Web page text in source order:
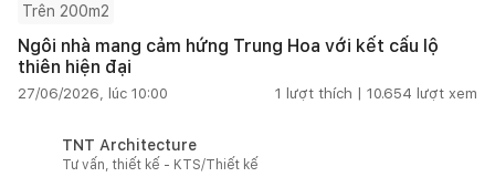
Trên 200m2
Ngôi nhà mang cảm hứng Trung Hoa với kết cấu lộ
thiên hiện đại
27/06/2026, lúc 10:00 1 lượt thích | 10.654 lượt xem
TNT Architecture
Tư vấn, thiết kế - KTS/Thiết kế